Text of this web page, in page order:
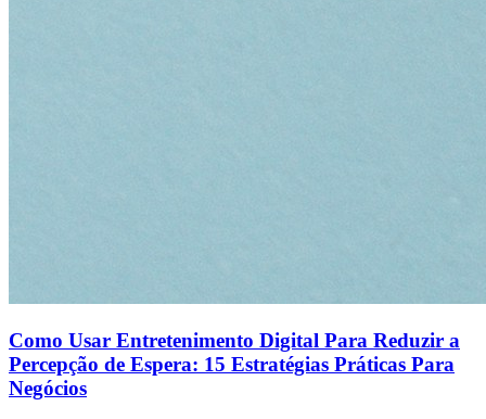
Como Usar Entretenimento Digital Para Reduzir a
Percepção de Espera: 15 Estratégias Práticas Para
Negócios